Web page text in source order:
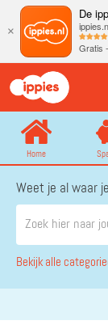
×
De
Gratis
Home
Weet je al waar
Bekijk alle